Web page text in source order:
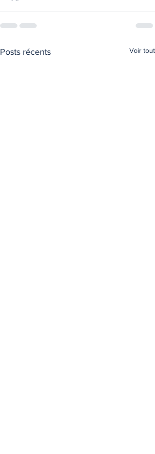
Posts récents Voir tout